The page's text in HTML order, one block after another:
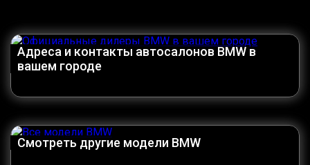
Адреса и контакты автосалонов BMW в
вашем городе
Смотреть другие модели BMW